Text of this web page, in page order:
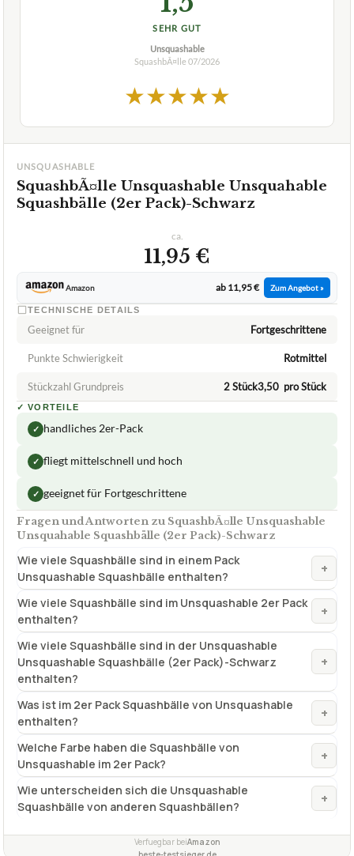
SEHR GUT
Unsquashable
SquashbÃ¤lle 07/2026
★★★★★
UNSQUASHABLE
SquashbÃ¤lle Unsquashable Unsquahable
Squashbälle (2er Pack)-Schwarz
ca.
11,95 €
Amazon ab 11,95 € Zum Angebot »
TECHNISCHE DETAILS
Geeignet für Fortgeschrittene
Punkte Schwierigkeit Rotmittel
Stückzahl Grundpreis 2 Stück3,50  pro Stück
✓ VORTEILE
✓ handliches 2er-Pack
✓ fliegt mittelschnell und hoch
✓ geeignet für Fortgeschrittene
Fragen und Antworten zu SquashbÃ¤lle Unsquashable
Unsquahable Squashbälle (2er Pack)-Schwarz
Wie viele Squashbälle sind in einem Pack
Unsquashable Squashbälle enthalten?
+
Wie viele Squashbälle sind im Unsquashable 2er Pack
enthalten?
+
Wie viele Squashbälle sind in der Unsquashable
Unsquashable Squashbälle (2er Pack)-Schwarz
enthalten?
+
Was ist im 2er Pack Squashbälle von Unsquashable
enthalten?
+
Welche Farbe haben die Squashbälle von
Unsquashable im 2er Pack?
+
Wie unterscheiden sich die Unsquashable
Squashbälle von anderen Squashbällen?
+
Verfuegbar beiAmazon